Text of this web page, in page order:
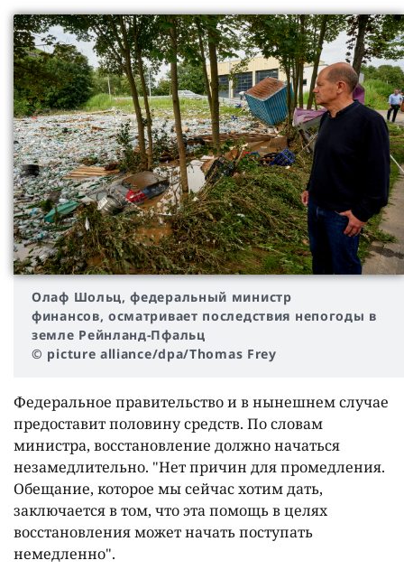
Олаф Шольц, федеральный министр
финансов, осматривает последствия непогоды в
земле Рейнланд-Пфальц
© picture alliance/dpa/Thomas Frey
Федеральное правительство и в нынешнем случае
предоставит половину средств. По словам
министра, восстановление должно начаться
незамедлительно. "Нет причин для промедления.
Обещание, которое мы сейчас хотим дать,
заключается в том, что эта помощь в целях
восстановления может начать поступать
немедленно".